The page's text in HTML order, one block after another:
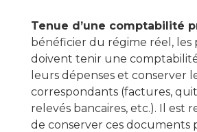
Tenue d’une comptabilité
bénéficier du régime réel, les
doivent tenir une
leurs dépenses et conserver
correspondants (factures,
relevés bancaires, etc.). Il est
de conserver ces documents